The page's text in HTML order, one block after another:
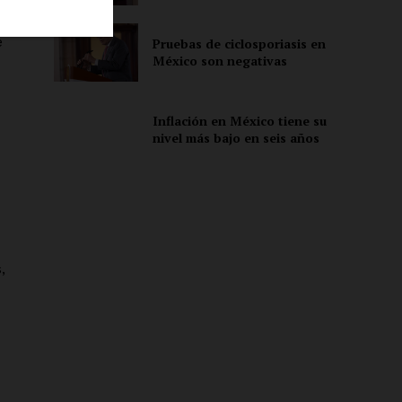
Pruebas de ciclosporiasis en
México son negativas
Inflación en México tiene su
nivel más bajo en seis años